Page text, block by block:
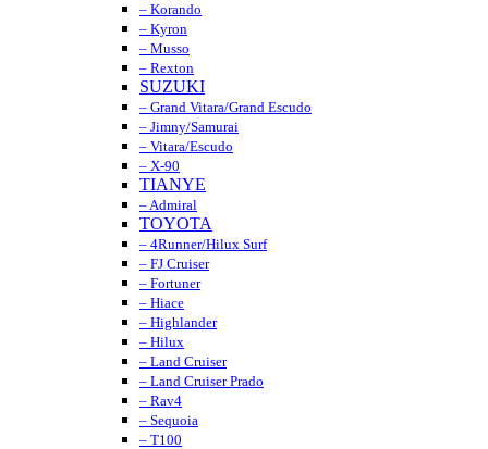
– Korando
– Kyron
– Musso
– Rexton
SUZUKI
– Grand Vitara/Grand Escudo
– Jimny/Samurai
– Vitara/Escudo
– X-90
TIANYE
– Admiral
TOYOTA
– 4Runner/Hilux Surf
– FJ Cruiser
– Fortuner
– Hiace
– Highlander
– Hilux
– Land Cruiser
– Land Cruiser Prado
– Rav4
– Sequoia
– T100